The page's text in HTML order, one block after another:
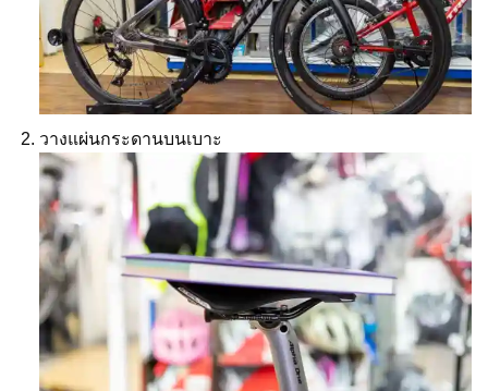
วางแผ่นกระดานบนเบาะ